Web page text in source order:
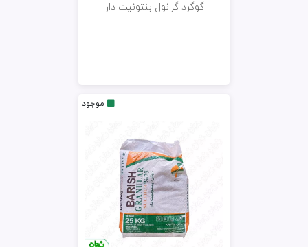
گوگرد گرانول بنتونیت دار
موجود